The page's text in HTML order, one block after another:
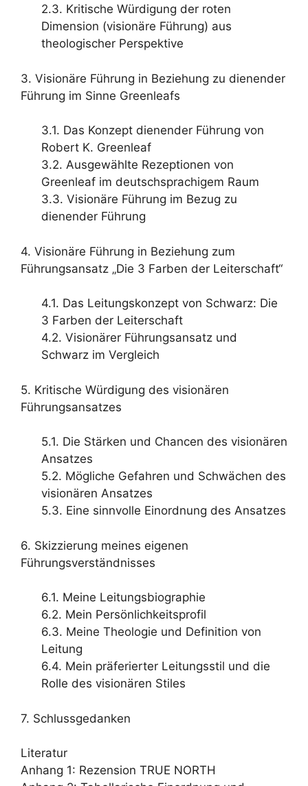
2.3. Kritische Würdigung der roten
Dimension (visionäre Führung) aus
theologischer Perspektive
3. Visionäre Führung in Beziehung zu dienender
Führung im Sinne Greenleafs
3.1. Das Konzept dienender Führung von
Robert K. Greenleaf
3.2. Ausgewählte Rezeptionen von
Greenleaf im deutschsprachigem Raum
3.3. Visionäre Führung im Bezug zu
dienender Führung
4. Visionäre Führung in Beziehung zum
Führungsansatz „Die 3 Farben der Leiterschaft“
4.1. Das Leitungskonzept von Schwarz: Die
3 Farben der Leiterschaft
4.2. Visionärer Führungsansatz und
Schwarz im Vergleich
5. Kritische Würdigung des visionären
Führungsansatzes
5.1. Die Stärken und Chancen des visionären
Ansatzes
5.2. Mögliche Gefahren und Schwächen des
visionären Ansatzes
5.3. Eine sinnvolle Einordnung des Ansatzes
6. Skizzierung meines eigenen
Führungsverständnisses
6.1. Meine Leitungsbiographie
6.2. Mein Persönlichkeitsprofil
6.3. Meine Theologie und Definition von
Leitung
6.4. Mein präferierter Leitungsstil und die
Rolle des visionären Stiles
7. Schlussgedanken
Literatur
Anhang 1: Rezension TRUE NORTH